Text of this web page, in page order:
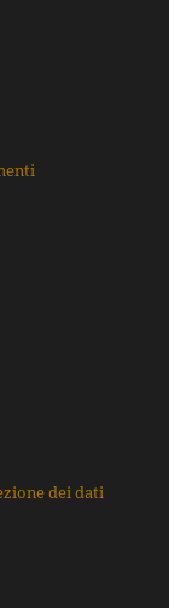
dei dati